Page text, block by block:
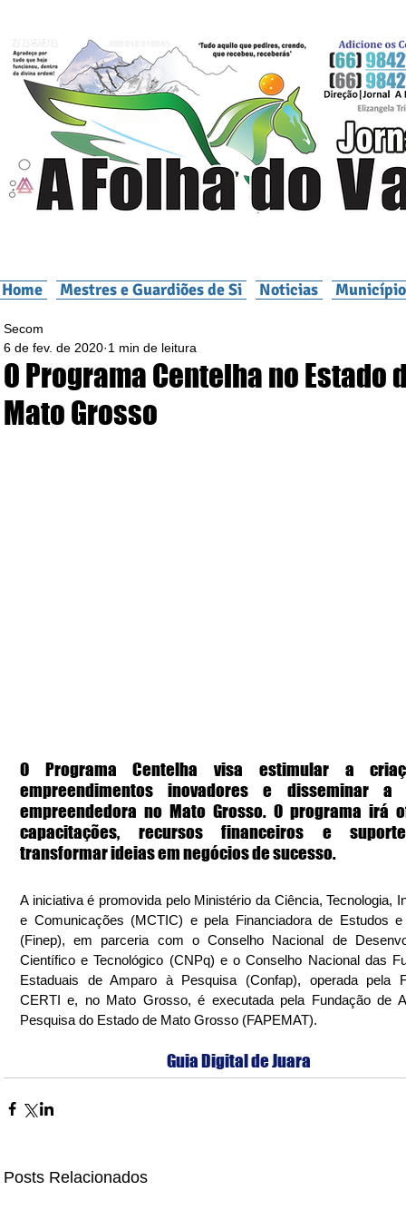
Home Mestres e Guardiões de Si Noticias
O Programa Centelha no Estado
Mato Grosso
Secom
6 de fev. de 2020 1 min de leitura
O Programa Centelha visa estimular a
empreendimentos inovadores e disseminar a
empreendedora no Mato Grosso. O programa irá
capacitações, recursos financeiros e
transformar ideias em negócios de sucesso.
A iniciativa é promovida pelo Ministério da Ciência, Tecnologia,
e Comunicações (MCTIC) e pela Financiadora de Estudos e
(Finep), em parceria com o Conselho Nacional de
Científico e Tecnológico (CNPq) e o Conselho Nacional das
Estaduais de Amparo à Pesquisa (Confap), operada pela
CERTI e, no Mato Grosso, é executada pela Fundação de
Pesquisa do Estado de Mato Grosso (FAPEMAT).
Guia Digital de Juara
Posts Relacionados